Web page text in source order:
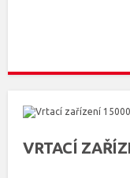
VRTACÍ